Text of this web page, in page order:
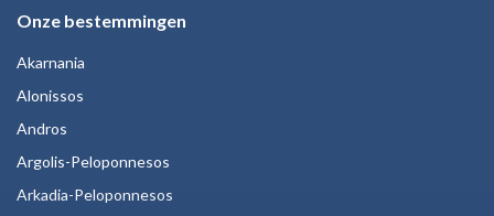
Onze bestemmingen
Akarnania
Alonissos
Andros
Argolis-Peloponnesos
Arkadia-Peloponnesos